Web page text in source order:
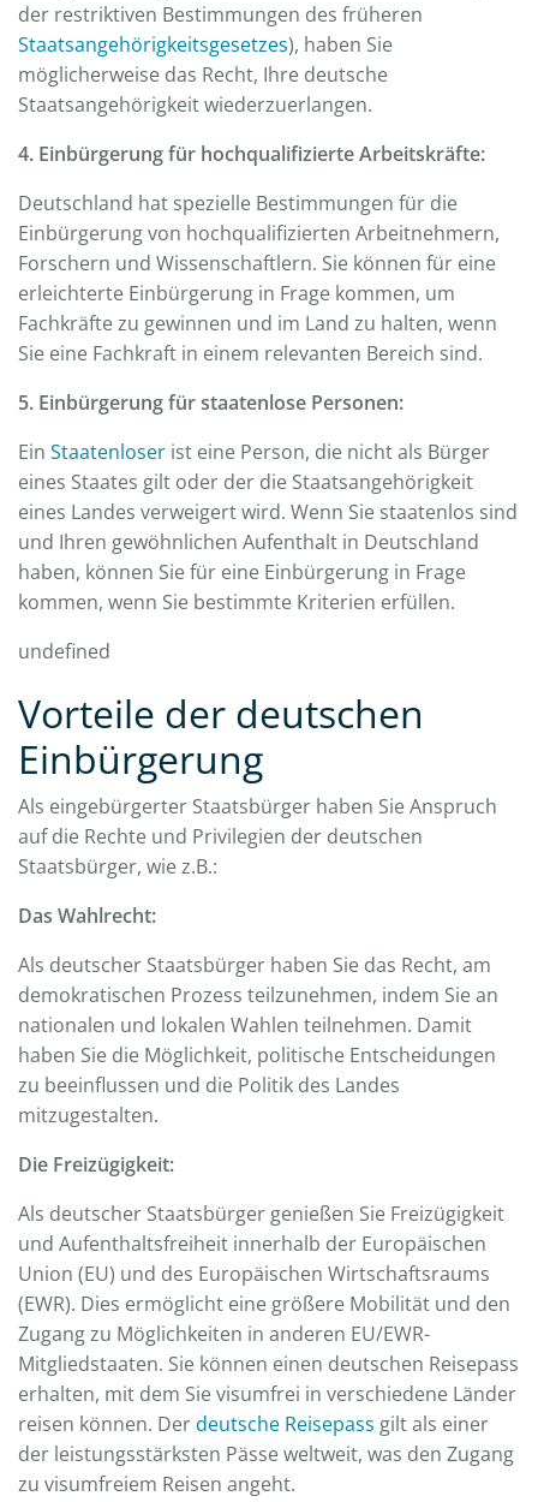
der restriktiven Bestimmungen des früheren
Staatsangehörigkeitsgesetzes), haben Sie
möglicherweise das Recht, Ihre deutsche
Staatsangehörigkeit wiederzuerlangen.
4. Einbürgerung für hochqualifizierte Arbeitskräfte:
Deutschland hat spezielle Bestimmungen für die
Einbürgerung von hochqualifizierten Arbeitnehmern,
Forschern und Wissenschaftlern. Sie können für eine
erleichterte Einbürgerung in Frage kommen, um
Fachkräfte zu gewinnen und im Land zu halten, wenn
Sie eine Fachkraft in einem relevanten Bereich sind.
5. Einbürgerung für staatenlose Personen:
Ein Staatenloser ist eine Person, die nicht als Bürger
eines Staates gilt oder der die Staatsangehörigkeit
eines Landes verweigert wird. Wenn Sie staatenlos sind
und Ihren gewöhnlichen Aufenthalt in Deutschland
haben, können Sie für eine Einbürgerung in Frage
kommen, wenn Sie bestimmte Kriterien erfüllen.
undefined
Vorteile der deutschen
Einbürgerung
Als eingebürgerter Staatsbürger haben Sie Anspruch
auf die Rechte und Privilegien der deutschen
Staatsbürger, wie z.B.:
Das Wahlrecht:
Als deutscher Staatsbürger haben Sie das Recht, am
demokratischen Prozess teilzunehmen, indem Sie an
nationalen und lokalen Wahlen teilnehmen. Damit
haben Sie die Möglichkeit, politische Entscheidungen
zu beeinflussen und die Politik des Landes
mitzugestalten.
Die Freizügigkeit:
Als deutscher Staatsbürger genießen Sie Freizügigkeit
und Aufenthaltsfreiheit innerhalb der Europäischen
Union (EU) und des Europäischen Wirtschaftsraums
(EWR). Dies ermöglicht eine größere Mobilität und den
Zugang zu Möglichkeiten in anderen EU/EWR-
Mitgliedstaaten. Sie können einen deutschen Reisepass
erhalten, mit dem Sie visumfrei in verschiedene Länder
reisen können. Derdeutsche Reisepass gilt als einer
der leistungsstärksten Pässe weltweit, was den Zugang
zu visumfreiem Reisen angeht.